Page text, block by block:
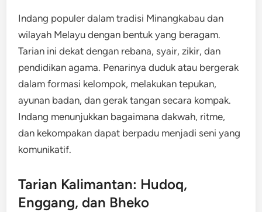
Indang populer dalam tradisi Minangkabau dan
wilayah Melayu dengan bentuk yang beragam.
Tarian ini dekat dengan rebana, syair, zikir, dan
pendidikan agama. Penarinya duduk atau bergerak
dalam formasi kelompok, melakukan tepukan,
ayunan badan, dan gerak tangan secara kompak.
Indang menunjukkan bagaimana dakwah, ritme,
dan kekompakan dapat berpadu menjadi seni yang
komunikatif.
Tarian Kalimantan: Hudoq,
Enggang, dan Bheko